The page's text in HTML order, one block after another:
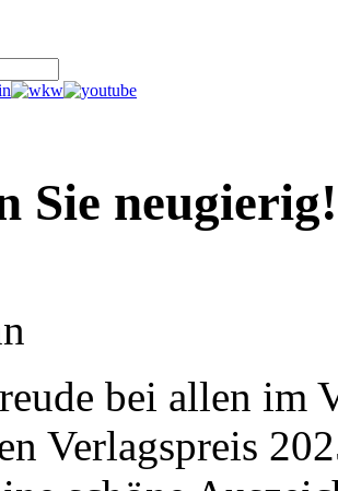
Sie neugierig!
bei allen im
Verlagspreis